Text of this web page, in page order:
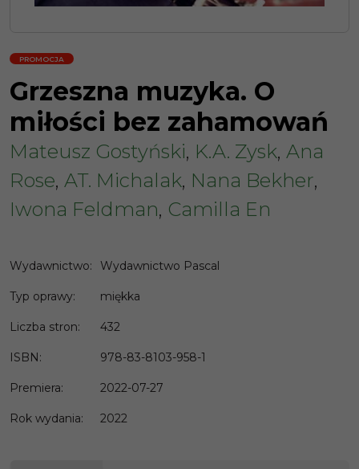
PROMOCJA
Grzeszna muzyka. O
miłości bez zahamowań
Mateusz Gostyński, K.A. Zysk, Ana
Rose, AT. Michalak, Nana Bekher,
Iwona Feldman, Camilla En
Wydawnictwo: Wydawnictwo Pascal
Typ oprawy: miękka
Liczba stron: 432
ISBN: 978-83-8103-958-1
Premiera: 2022-07-27
Rok wydania: 2022